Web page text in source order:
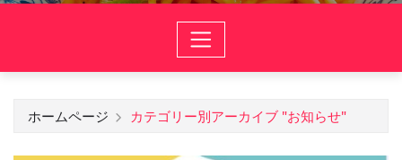
ホームページ カテゴリー別アーカイブ "お知らせ"